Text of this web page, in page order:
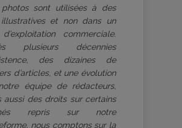
sont utilisées à des
et non dans un
commerciale.
plusieurs décennies
des dizaines de
d’articles, et une évolution
équipe de rédacteurs,
aussi des droits sur certains
repris sur notre
nous comptons sur la